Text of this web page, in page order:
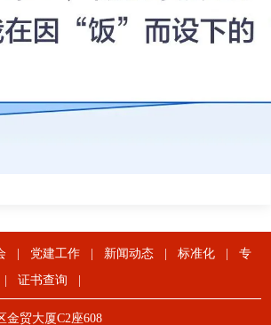
| 党建工作 | 新闻动态 | 标准化 |
专
| 证书查询 |
金贸大厦C2座608